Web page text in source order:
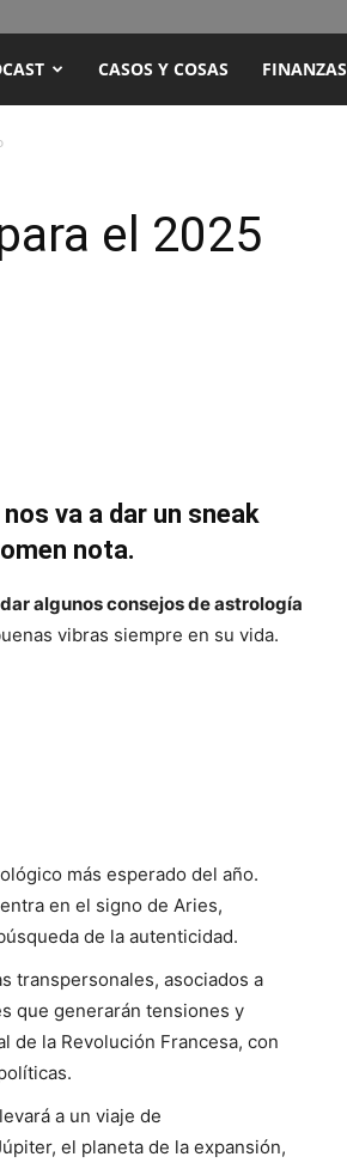
CASOS Y COSAS FINANZAS
el 2025
va a dar un sneak
nota.
algunos consejos de astrología
vibras siempre en su vida.
más esperado del año.
en el signo de Aries,
de la autenticidad.
transpersonales, asociados a
que generarán tensiones y
de la Revolución Francesa, con
a un viaje de
el planeta de la expansión,